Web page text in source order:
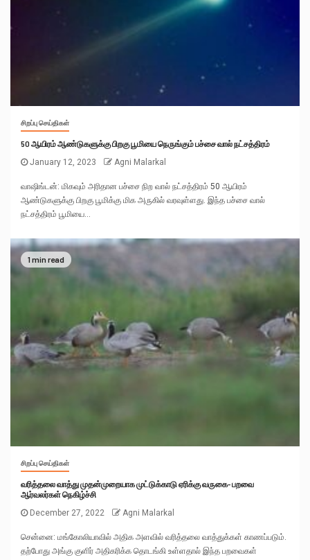
சிறப்பு செய்திகள்
50 ஆயிரம் ஆண்டுகளுக்கு பிறகு பூமியை நெருங்கும் பச்சை வால் நட்சத்திரம்
January 12, 2023
Agni Malarkal
வாஷிங்டன்: மிகவும் அரிதான பச்சை நிற வால் நட்சத்திரம் 50 ஆயிரம்
ஆண்டுகளுக்கு பிறகு பூமிக்கு மிக அருகில் வரவுள்ளது. இந்த பச்சை வால்
நட்சத்திரம் பூமியை...
1 min read
சிறப்பு செய்திகள்
வரித்தலை வாத்து முதன்முறையாக முட்டுக்காடு ஏரிக்கு வருகை- பறவை
ஆர்வலர்கள் நெகிழ்ச்சி
December 27, 2022
Agni Malarkal
சென்னை: மங்கோலியாவில் அதிக அளவில் வரித்தலை வாத்துக்கள் காணப்படும்.
தற்போது அங்கு குளிர் அதிகரிக்க தொடங்கி உள்ளதால் இந்த பறவைகள்